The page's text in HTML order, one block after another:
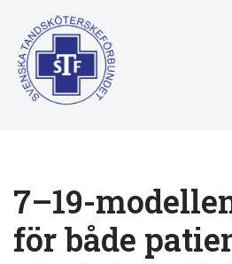
Hoppa
till
innehåll
7–19-
för både